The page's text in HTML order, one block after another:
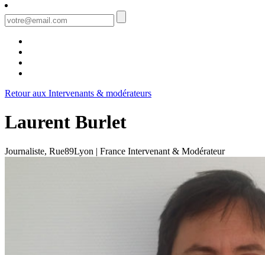
Retour aux Intervenants & modérateurs
Laurent Burlet
Journaliste, Rue89Lyon | France Intervenant & Modérateur